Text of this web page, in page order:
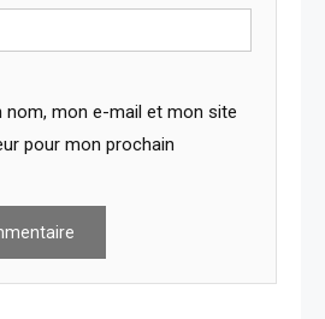
nom, mon e-mail et mon site
pour mon prochain